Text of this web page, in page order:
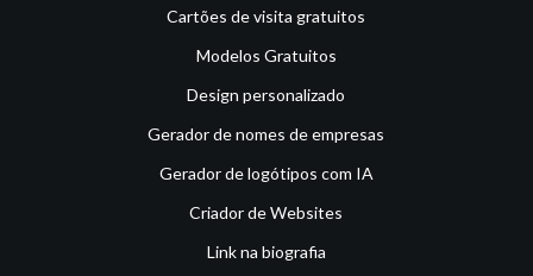
Cartões de visita gratuitos
Modelos Gratuitos
Design personalizado
Gerador de nomes de empresas
Gerador de logótipos com IA
Criador de Websites
Link na biografia